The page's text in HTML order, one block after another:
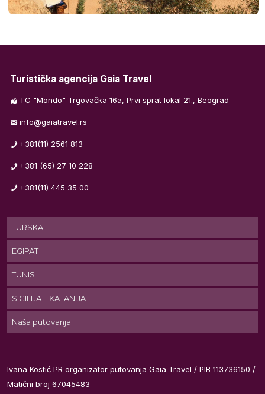
Turistička agencija Gaia Travel
TC "Mondo" Trgovačka 16a, Prvi sprat lokal 21., Beograd
info@gaiatravel.rs
+381(11) 2561 813
+381 (65) 27 10 228
+381(11) 445 35 00
TURSKA
EGIPAT
TUNIS
SICILIJA – KATANIJA
Naša putovanja
Ivana Kostić PR organizator putovanja Gaia Travel / PIB 113736150 /
Matični broj 67045483